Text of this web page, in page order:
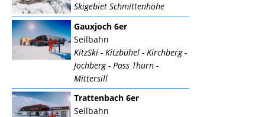
Skigebiet Schmittenhöhe
Gauxjoch 6er
Seilbahn
KitzSki - Kitzbühel - Kirchberg -
Jochberg - Pass Thurn -
Mittersill
Trattenbach 6er
Seilbahn